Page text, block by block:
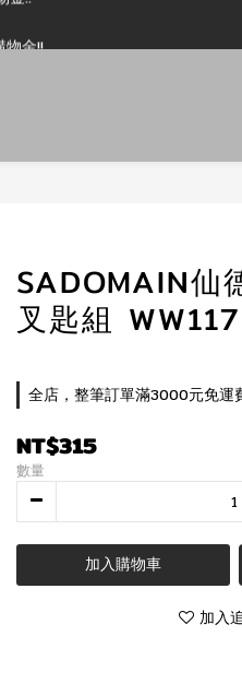
SADOMAIN仙
叉匙組 WW117
全店，整筆訂單滿3000元免運
NT$315
數量
加入購物車
加入